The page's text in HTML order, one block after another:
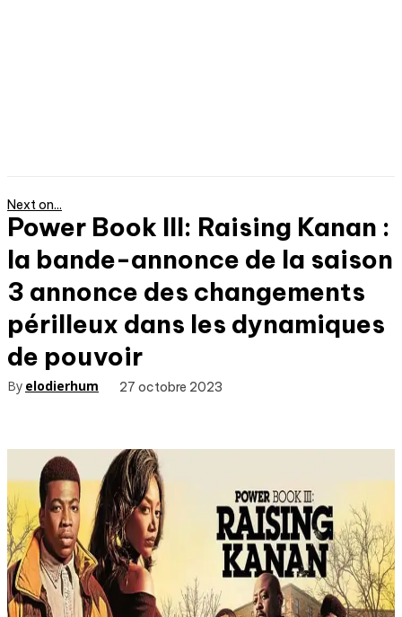
Next on...
Power Book III: Raising Kanan :
la bande-annonce de la saison
3 annonce des changements
périlleux dans les dynamiques
de pouvoir
By elodierhum 27 octobre 2023